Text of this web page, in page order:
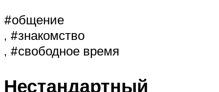
#общение
, #знакомство
, #свободное время
Нестандартный